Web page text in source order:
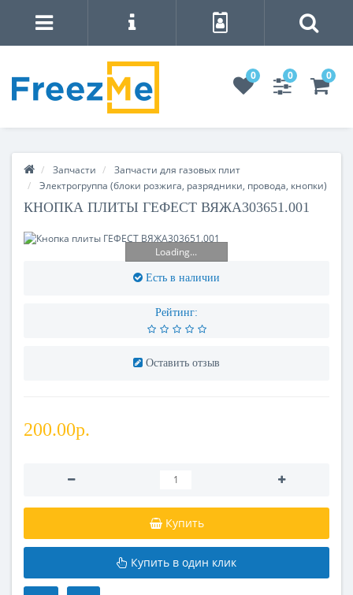
0 0 0
Запчасти
Запчасти для газовых плит
Электрогруппа (блоки розжига, разрядники, провода, кнопки)
КНОПКА ПЛИТЫ ГЕФЕСТ ВЯЖА303651.001
Loading...
Есть в наличии
Рейтинг:
Оставить отзыв
200.00р.
Купить
Купить в один клик